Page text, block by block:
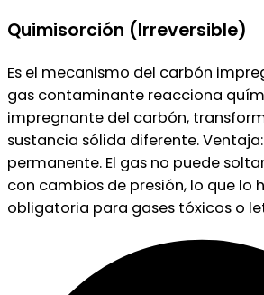
Quimisorción (Irreversible)
Es el mecanismo del carbón
gas contaminante reacciona
impregnante del carbón,
sustancia sólida diferente.
permanente. El gas no puede
con cambios de presión, lo que lo
obligatoria para gases tóxicos o